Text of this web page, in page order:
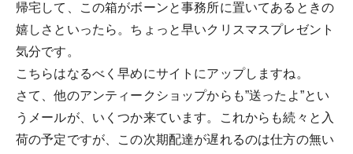
帰宅して、この箱がボーンと事務所に置いてあるときの
嬉しさといったら。ちょっと早いクリスマスプレゼント
気分です。
こちらはなるべく早めにサイトにアップしますね。
さて、他のアンティークショップからも”送ったよ”とい
うメールが、いくつか来ています。これからも続々と入
荷の予定ですが、この次期配達が遅れるのは仕方の無い